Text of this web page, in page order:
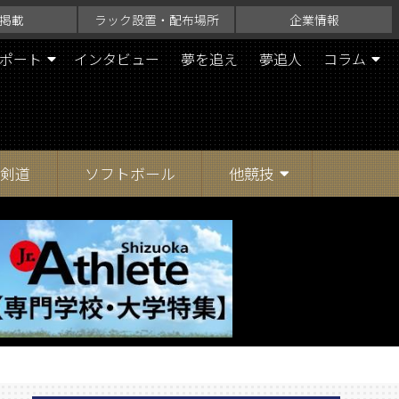
載 ラック設置・配布場所 企業情報
ート インタビュー 夢を追え 夢追人 コラム
剣道 ソフトボール 他競技